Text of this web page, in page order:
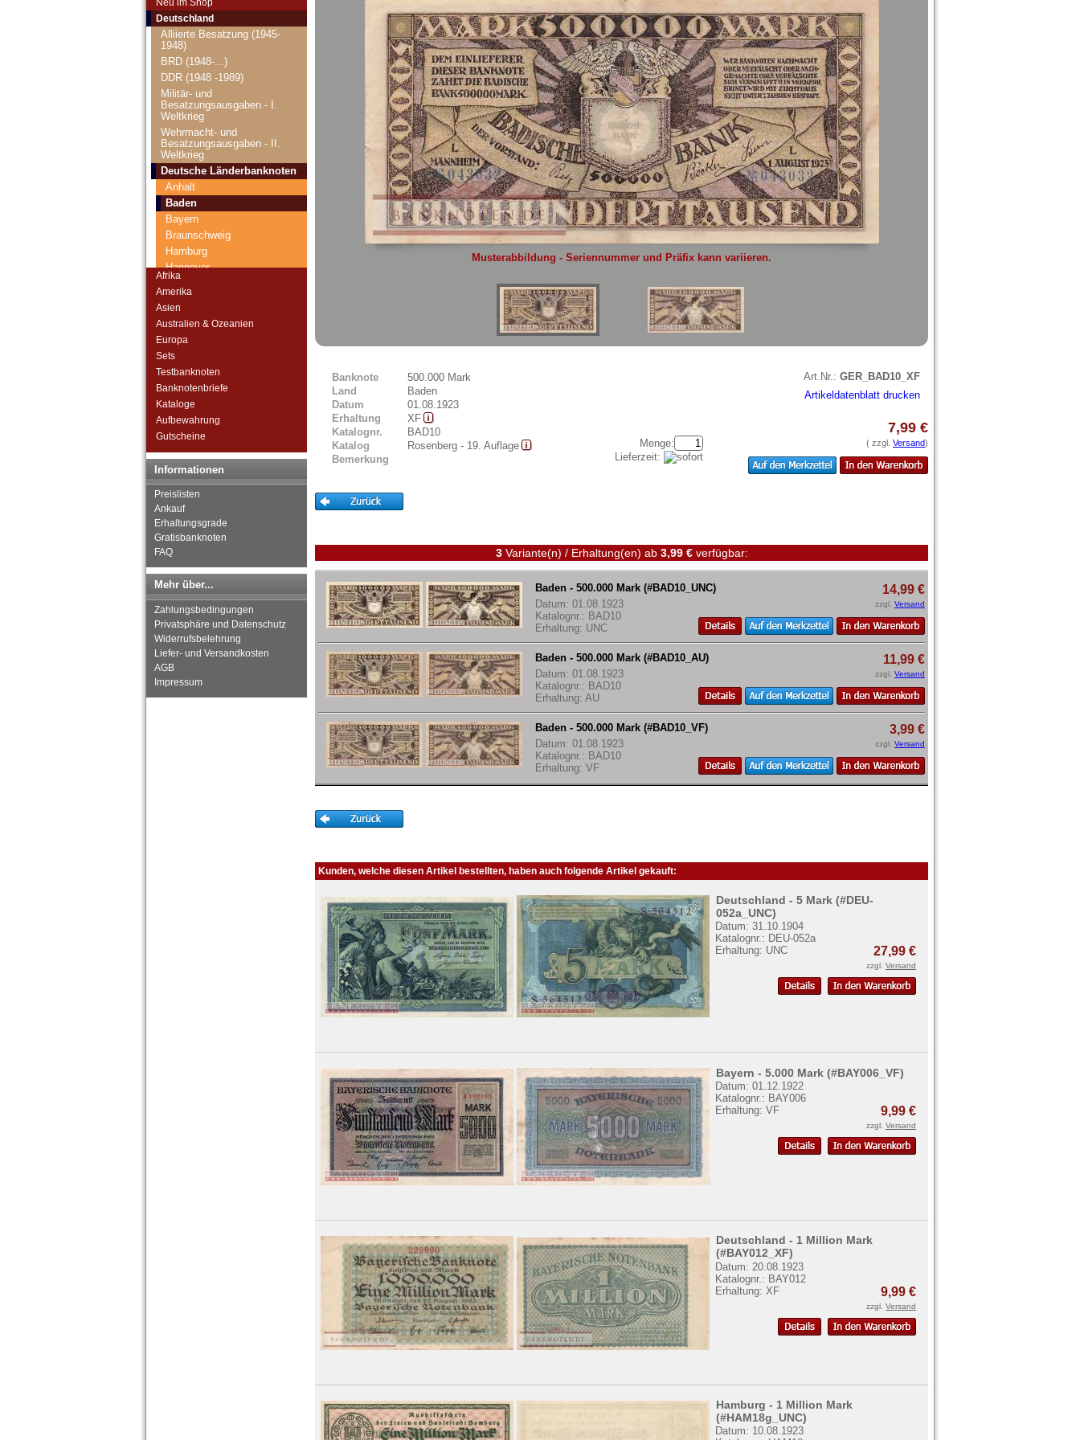
Deutschland
Deutsches Reich 1933-1945
Alliierte Besatzung (1945-
1948)
BRD (1948-...)
DDR (1948 -1989)
Militär- und
Besatzungsausgaben - I.
Weltkrieg
Wehrmacht- und
Besatzungsausgaben - II.
Weltkrieg
Deutsche Länderbanknoten
Anhalt
Baden
Bayern
Braunschweig
Hamburg
Hannover
Sachsen
Deutsche Kolonien
Deutsche Nebengebiete
(1933-1934)
Reichsbahn und Reichspost
Alt-Deutschland
Besonderheiten
Kriegsgefangenenlager
Deutsches Städtenotgeld
Afrika
Amerika
Asien
Australien & Ozeanien
Europa
Sets
Testbanknoten
Banknotenbriefe
Kataloge
Aufbewahrung
Gutscheine
Informationen
Preislisten
Ankauf
Erhaltungsgrade
Gratisbanknoten
FAQ
Mehr über...
Zahlungsbedingungen
Privatsphäre und Datenschutz
Widerrufsbelehrung
Liefer- und Versandkosten
AGB
Impressum
Musterabbildung - Seriennummer und Präfix kann variieren.
Banknote
500.000 Mark
Land
Baden
Datum
01.08.1923
Erhaltung
XF
Katalognr.
BAD10
Katalog
Rosenberg - 19. Auflage
Bemerkung
Art.Nr.: GER_BAD10_XF
Artikeldatenblatt drucken
Menge:
Lieferzeit:
7,99 €
( zzgl. Versand)
3Variante(n) / Erhaltung(en) ab 3,99 €verfügbar:
Baden - 500.000 Mark (#BAD10_UNC)
Datum: 01.08.1923
Katalognr.: BAD10
Erhaltung: UNC
14,99 €
zzgl. Versand
Baden - 500.000 Mark (#BAD10_AU)
Datum: 01.08.1923
Katalognr.: BAD10
Erhaltung: AU
11,99 €
zzgl. Versand
Baden - 500.000 Mark (#BAD10_VF)
Datum: 01.08.1923
Katalognr.: BAD10
Erhaltung: VF
3,99 €
zzgl. Versand
Kunden, welche diesen Artikel bestellten, haben auch folgende Artikel gekauft:
Deutschland - 5 Mark (#DEU-
052a_UNC)
Datum: 31.10.1904
Katalognr.: DEU-052a
Erhaltung: UNC
27,99 €
zzgl. Versand
Bayern - 5.000 Mark (#BAY006_VF)
Datum: 01.12.1922
Katalognr.: BAY006
Erhaltung: VF
9,99 €
zzgl. Versand
Deutschland - 1 Million Mark
(#BAY012_XF)
Datum: 20.08.1923
Katalognr.: BAY012
Erhaltung: XF
9,99 €
zzgl. Versand
Hamburg - 1 Million Mark
(#HAM18g_UNC)
Datum: 10.08.1923